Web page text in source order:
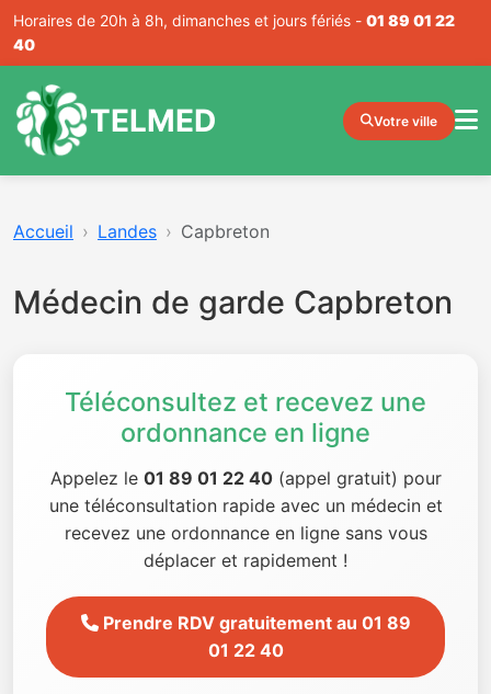
Horaires de 20h à 8h, dimanches et jours fériés - 01 89 01 22
40
TELMED Votre ville
Accueil Landes Capbreton
Médecin de garde Capbreton
Téléconsultez et recevez une
ordonnance en ligne
Appelez le 01 89 01 22 40(appel gratuit) pour
une téléconsultation rapide avec un médecin et
recevez une ordonnance en ligne sans vous
déplacer et rapidement !
Prendre RDV gratuitement au 01 89
01 22 40